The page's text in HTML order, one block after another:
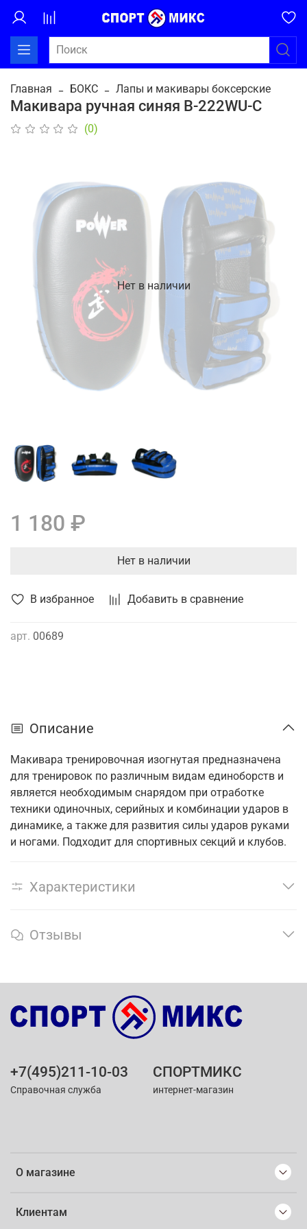
Главная БОКС Лапы и макивары боксерские
Макивара ручная синяя B-222WU-С
(0)
В избранное Добавить в сравнение
арт. 00689
Нет в наличии
1 180 ₽
Нет в наличии
Описание
Макивара тренировочная изогнутая предназначена
для тренировок по различным видам единоборств и
является необходимым снарядом при отработке
техники одиночных, серийных и комбинации ударов в
динамике, а также для развития силы ударов руками
и ногами. Подходит для спортивных секций и клубов.
Характеристики
Отзывы
О магазине
Клиентам
+7(495)211-10-03
Справочная служба
СПОРТМИКС
интернет-магазин